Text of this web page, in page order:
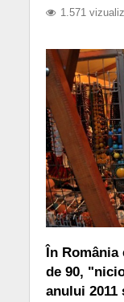
1.571
În
de 90,
anului